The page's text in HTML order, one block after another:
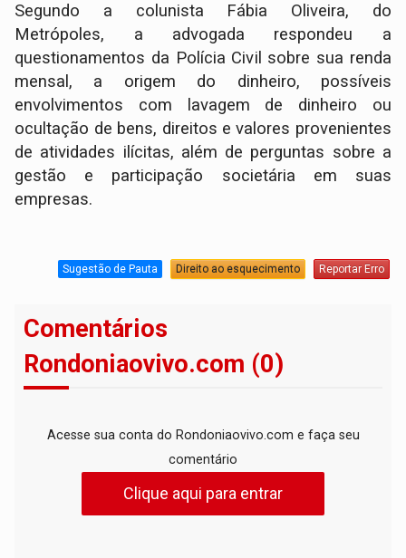
Segundo a colunista Fábia Oliveira, do
Metrópoles, a advogada respondeu a
questionamentos da Polícia Civil sobre sua renda
mensal, a origem do dinheiro, possíveis
envolvimentos com lavagem de dinheiro ou
ocultação de bens, direitos e valores provenientes
de atividades ilícitas, além de perguntas sobre a
gestão e participação societária em suas
empresas.
Sugestão de Pauta Direito ao esquecimento Reportar Erro
Comentários
Rondoniaovivo.com (0)
Acesse sua conta do Rondoniaovivo.com e faça seu
comentário
Clique aqui para entrar